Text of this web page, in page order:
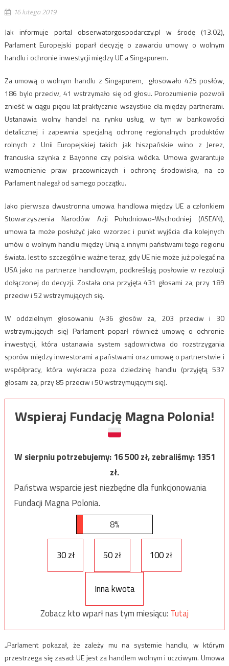
16 lutego 2019
Jak informuje portal obserwatorgospodarczy.pl w środę (13.02),
Parlament Europejski poparł decyzję o zawarciu umowy o wolnym
handlu i ochronie inwestycji między UE a Singapurem.
Za umową o wolnym handlu z Singapurem, głosowało 425 posłów,
186 bylo przeciw, 41 wstrzymało się od głosu. Porozumienie pozwoli
znieść w ciągu pięciu lat praktycznie wszystkie cła między partnerami.
Ustanawia wolny handel na rynku usług, w tym w bankowości
detalicznej i zapewnia specjalną ochronę regionalnych produktów
rolnych z Unii Europejskiej takich jak hiszpańskie wino z Jerez,
francuska szynka z Bayonne czy polska wódka. Umowa gwarantuje
wzmocnienie praw pracowniczych i ochronę środowiska, na co
Parlament nalegał od samego początku.
Jako pierwsza dwustronna umowa handlowa między UE a członkiem
Stowarzyszenia Narodów Azji Południowo-Wschodniej (ASEAN),
umowa ta może posłużyć jako wzorzec i punkt wyjścia dla kolejnych
umów o wolnym handlu między Unią a innymi państwami tego regionu
świata. Jest to szczególnie ważne teraz, gdy UE nie może już polegać na
USA jako na partnerze handlowym, podkreślają posłowie w rezolucji
dołączonej do decyzji. Została ona przyjęta 431 głosami za, przy 189
przeciw i 52 wstrzymujących się.
W oddzielnym głosowaniu (436 głosów za, 203 przeciw i 30
wstrzymujących się) Parlament poparł również umowę o ochronie
inwestycji, która ustanawia system sądownictwa do rozstrzygania
sporów między inwestorami a państwami oraz umowę o partnerstwie i
współpracy, która wykracza poza dziedzinę handlu (przyjętą 537
głosami za, przy 85 przeciw i 50 wstrzymującymi się).
Wspieraj Fundację Magna Polonia!
W sierpniu potrzebujemy:16 500zł, zebraliśmy:1351
zł.
Państwa wsparcie jest niezbędne dla funkcjonowania
Fundacji Magna Polonia.
8%
30 zł 50 zł 100 zł
Inna kwota
Zobacz kto wparł nas tym miesiącu: Tutaj
„Parlament pokazał, że zależy mu na systemie handlu, w którym
przestrzega się zasad: UE jest za handlem wolnym i uczciwym. Umowa